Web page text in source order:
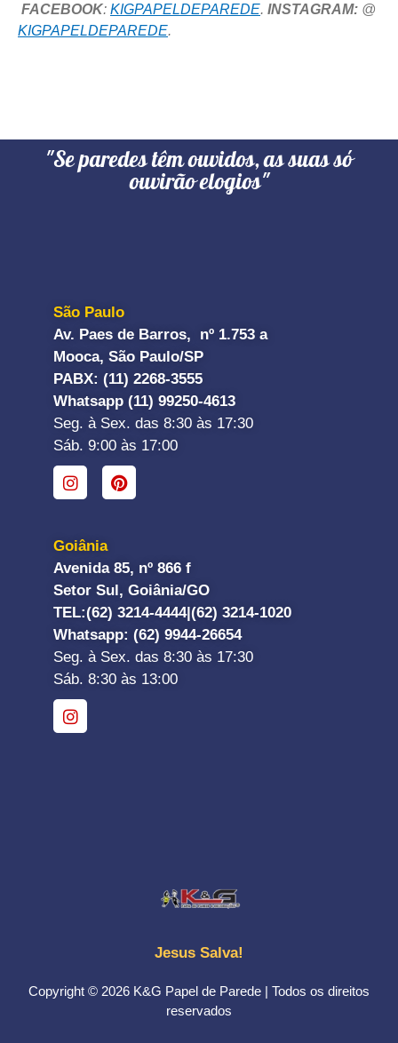
FACEBOOK: KIGPAPELDEPAREDE. INSTAGRAM: @
KIGPAPELDEPAREDE.
"Se paredes têm ouvidos, as suas só
ouvirão elogios"
São Paulo
Av. Paes de Barros, nº 1.753 a
Mooca, São Paulo/SP
PABX: (11) 2268-3555
Whatsapp (11) 99250-4613
Seg. à Sex. das 8:30 às 17:30
Sáb. 9:00 às 17:00
Goiânia
Avenida 85, nº 866 f
Setor Sul, Goiânia/GO
TEL:(62) 3214-4444| (62) 3214-1020
Whatsapp: (62) 9944-26654
Seg. à Sex. das 8:30 às 17:30
Sáb. 8:30 às 13:00
Jesus Salva!
Copyright © 2026 K&G Papel de Parede | Todos os direitos
reservados